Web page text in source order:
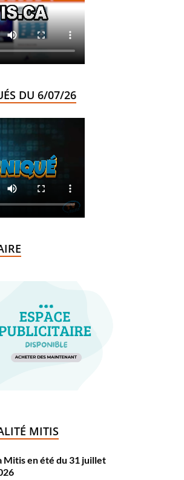
DU 6/07/26
MITIS
Mitis en été du 31 juillet